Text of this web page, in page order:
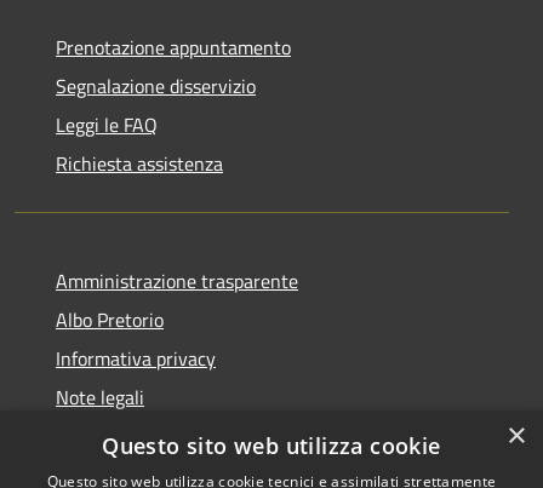
Prenotazione appuntamento
Segnalazione disservizio
Leggi le FAQ
Richiesta assistenza
Amministrazione trasparente
Albo Pretorio
Informativa privacy
Note legali
Dichiarazione di accessibilità
×
Questo sito web utilizza cookie
Questo sito web utilizza cookie tecnici e assimilati strettamente